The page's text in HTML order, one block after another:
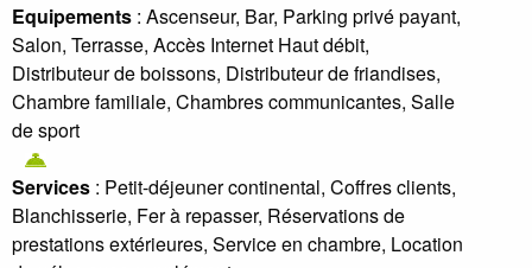
Equipements : Ascenseur, Bar, Parking privé payant,
Salon, Terrasse, Accès Internet Haut débit,
Distributeur de boissons, Distributeur de friandises,
Chambre familiale, Chambres communicantes, Salle
de sport
Services : Petit-déjeuner continental, Coffres clients,
Blanchisserie, Fer à repasser, Réservations de
prestations extérieures, Service en chambre, Location